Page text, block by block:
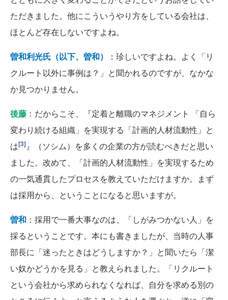
ただきました。他にこういうやり方をしている会社は、
ほとんど存在しないですよね。
曽和利光氏（以下、曽和）
：珍しいですよね。よく「リ
クルート以外に事例は？」と聞かれるのですが、なかな
か見つかりません。
後藤 ：だからこそ、『定着と離職のマネジメント 「自ら
変わり続ける組織」を実現する「計画的人材流動性」と
は[3]』（ソシム）を多くの企業の方が読むべきだと思い
ました。改めて、「計画的人材流動性」を実現するため
の一気通貫したプロセスを教えていただけますか。まず
は採用から、ということになると思いますが。
曽和 ：採用で一番大事なのは、「しがみつかない人」を
採るということです。本にも書きましたが、当時の人事
部長に「迷ったときはどうしますか？」と聞いたら「潔
い奴かどうかを見る」と教えられました。「リクルート
という会社から求められなくなれば、自分を求める別の